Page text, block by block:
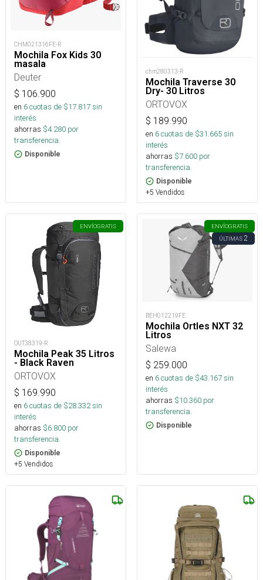
CHM021316FE-R
Mochila Fox Kids 30
masala
Deuter
$ 106.900
en 6cuotas de $17.817sin
interés
ahorras $4.280 por
transferencia.
Disponible
chm280313-R
Mochila Traverse 30
Dry- 30 Litros
ORTOVOX
$ 189.990
en 6cuotas de $31.665sin
interés
ahorras $7.600 por
transferencia.
Disponible
+5 Vendidos
ENVÍOGRATIS
OUT38319-R
Mochila Peak 35 Litros
- Black Raven
ORTOVOX
$ 169.990
en 6cuotas de $28.332sin
interés
ahorras $6.800 por
transferencia.
Disponible
+5 Vendidos
ENVÍOGRATIS
ÚLTIMAS2
BEH012219FE
Mochila Ortles NXT 32
Litros
Salewa
$ 259.000
en 6cuotas de $43.167sin
interés
ahorras $10.360 por
transferencia.
Disponible